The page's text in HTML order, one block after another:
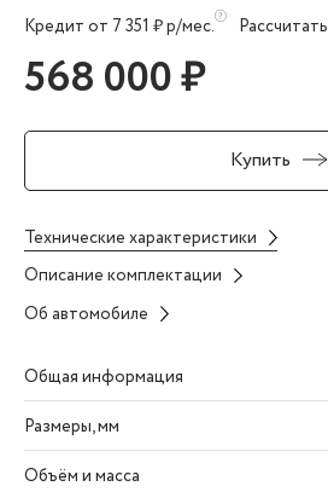
Кредит от 7 351 ₽ р/мес. Рассчитать
568 000 ₽
Купить
Технические характеристики
Описание комплектации
Об автомобиле
Общая информация
Размеры, мм
Объём и масса